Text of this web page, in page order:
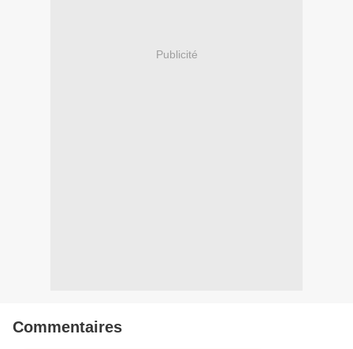
Publicité
Commentaires